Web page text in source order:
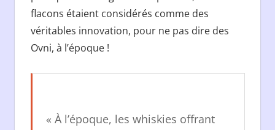
flacons étaient considérés comme des
véritables innovation, pour ne pas dire des
Ovni, à l’époque !
« À l’époque, les whiskies offrant